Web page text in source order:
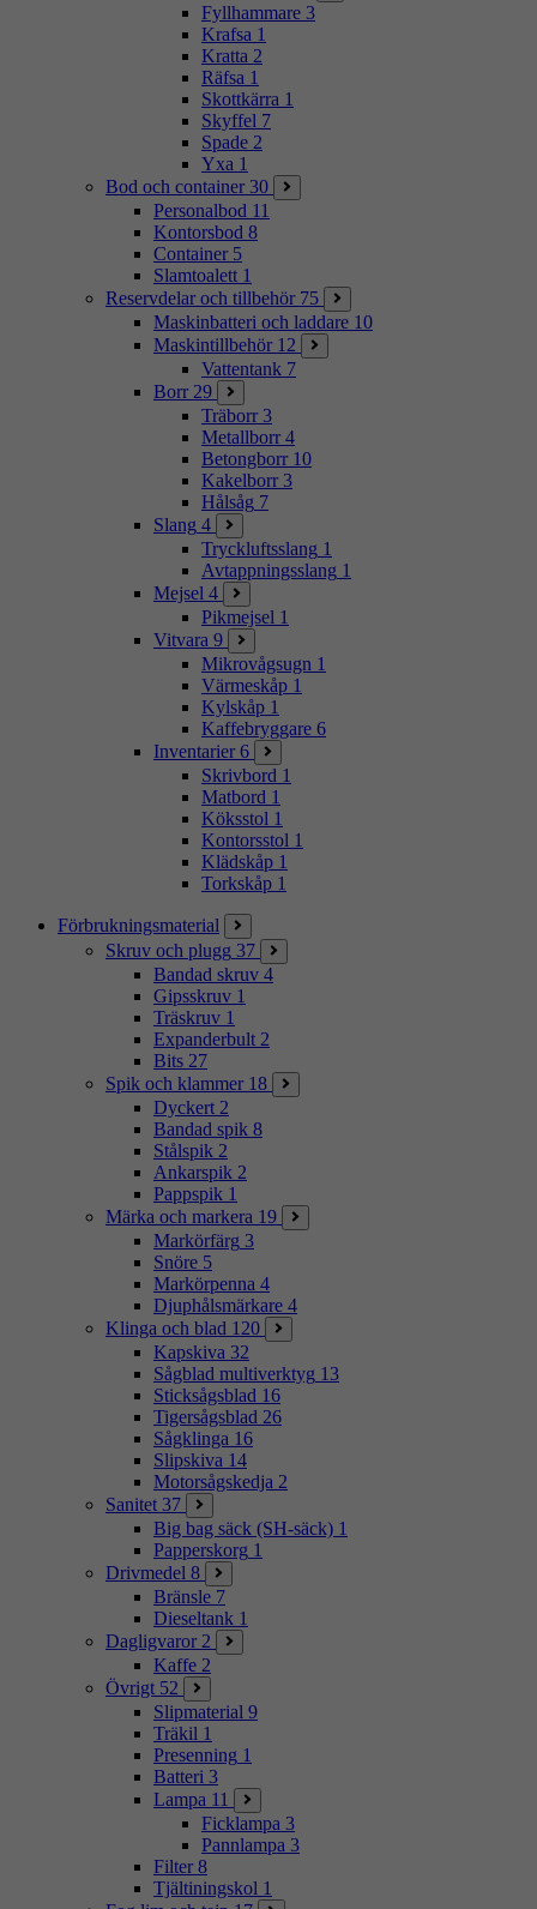
Fyllhammare 3
Krafsa 1
Kratta 2
Räfsa 1
Skottkärra 1
Skyffel 7
Spade 2
Yxa 1
Bod och container 30
Personalbod 11
Kontorsbod 8
Container 5
Slamtoalett 1
Reservdelar och tillbehör 75
Maskinbatteri och laddare 10
Maskintillbehör 12
Vattentank 7
Borr 29
Träborr 3
Metallborr 4
Betongborr 10
Kakelborr 3
Hålsåg 7
Slang 4
Tryckluftsslang 1
Avtappningsslang 1
Mejsel 4
Pikmejsel 1
Vitvara 9
Mikrovågsugn 1
Värmeskåp 1
Kylskåp 1
Kaffebryggare 6
Inventarier 6
Skrivbord 1
Matbord 1
Köksstol 1
Kontorsstol 1
Klädskåp 1
Torkskåp 1
Förbrukningsmaterial
Skruv och plugg 37
Bandad skruv 4
Gipsskruv 1
Träskruv 1
Expanderbult 2
Bits 27
Spik och klammer 18
Dyckert 2
Bandad spik 8
Stålspik 2
Ankarspik 2
Pappspik 1
Märka och markera 19
Markörfärg 3
Snöre 5
Markörpenna 4
Djuphålsmärkare 4
Klinga och blad 120
Kapskiva 32
Sågblad multiverktyg 13
Sticksågsblad 16
Tigersågsblad 26
Sågklinga 16
Slipskiva 14
Motorsågskedja 2
Sanitet 37
Big bag säck (SH-säck) 1
Papperskorg 1
Drivmedel 8
Bränsle 7
Dieseltank 1
Dagligvaror 2
Kaffe 2
Övrigt 52
Slipmaterial 9
Träkil 1
Presenning 1
Batteri 3
Lampa 11
Ficklampa 3
Pannlampa 3
Filter 8
Tjältiningskol 1